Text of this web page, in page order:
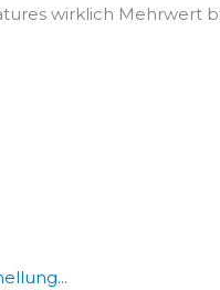
wirklich Mehrwert